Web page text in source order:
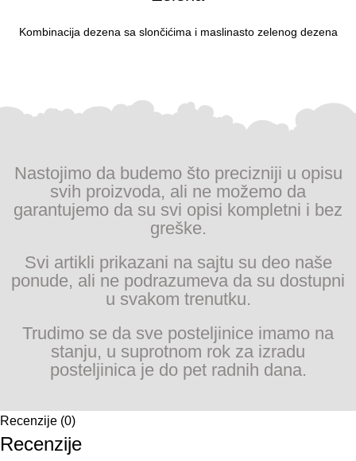
Kombinacija dezena sa slončićima i maslinasto zelenog dezena
Nastojimo da budemo što precizniji u opisu
svih proizvoda, ali ne možemo da
garantujemo da su svi opisi kompletni i bez
greške.
Svi artikli prikazani na sajtu su deo naše
ponude, ali ne podrazumeva da su dostupni
u svakom trenutku.
Trudimo se da sve posteljinice imamo na
stanju, u suprotnom rok za izradu
posteljinica je do pet radnih dana.
Recenzije (0)
Recenzije